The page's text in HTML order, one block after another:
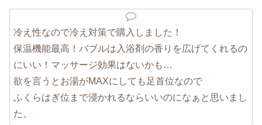
冷え性なので冷え対策で購入しました！
保温機能最高！バブルは入浴剤の香りを広げてくれるの
にいい！マッサージ効果はないかも…
欲を言うとお湯がMAXにしても足首位なので
ふくらはぎ位まで浸かれるならいいのになぁと思いまし
た。